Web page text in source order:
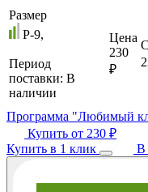
Размер
P-9,
Период
поставки: В
наличии
Цена
230
₽
Программа "Любимый
Купить от 230 ₽
Купить в 1 клик
В